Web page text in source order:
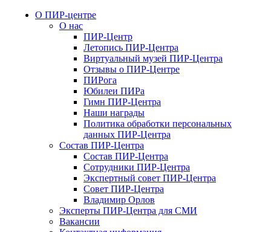
О ПИР-центре
О нас
ПИР-Центр
Летопись ПИР-Центра
Виртуальный музей ПИР-Центра
Отзывы о ПИР-Центре
ПИРога
Юбилеи ПИРа
Гимн ПИР-Центра
Наши награды
Политика обработки персональных
данных ПИР-Центра
Состав ПИР-Центра
Состав ПИР-Центра
Сотрудники ПИР-Центра
Экспертный cовет ПИР-Центра
Совет ПИР-Центра
Владимир Орлов
Эксперты ПИР-Центра для СМИ
Вакансии